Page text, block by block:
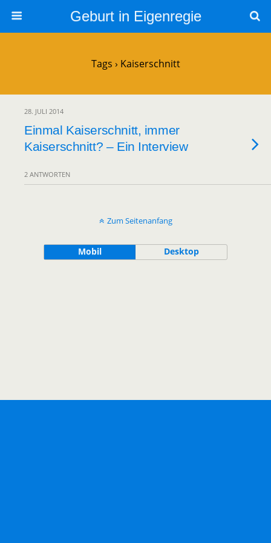
Geburt in Eigenregie
Tags › Kaiserschnitt
28. JULI 2014
Einmal Kaiserschnitt, immer
Kaiserschnitt? – Ein Interview
2 ANTWORTEN
Zum Seitenanfang
Mobil Desktop